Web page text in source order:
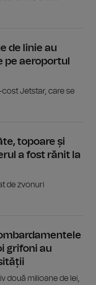
de linie au
pe aeroportul
Jetstar, care se
topoare și
a fost rănit la
de zvonuri
grifoni au
două milioane de lei,